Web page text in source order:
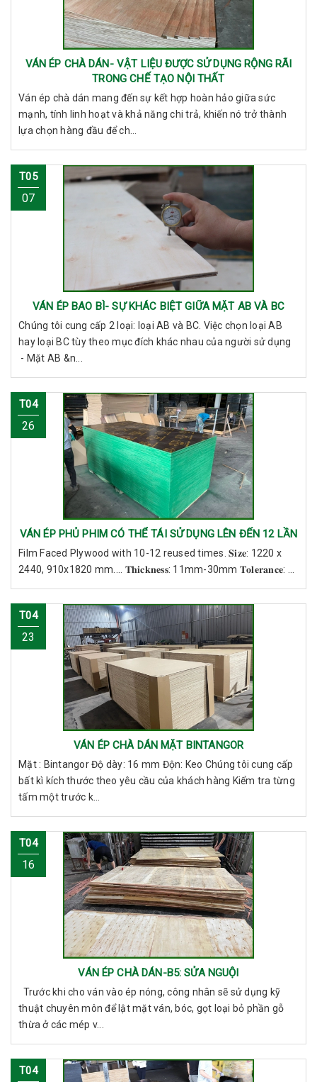
VÁN ÉP CHÀ DÁN- VẬT LIỆU ĐƯỢC SỬ DỤNG RỘNG RÃI
TRONG CHẾ TẠO NỘI THẤT
Ván ép chà dán mang đến sự kết hợp hoàn hảo giữa sức
mạnh, tính linh hoạt và khả năng chi trả, khiến nó trở thành
lựa chọn hàng đầu để ch...
T05
07
VÁN ÉP BAO BÌ- SỰ KHÁC BIỆT GIỮA MẶT AB VÀ BC
Chúng tôi cung cấp 2 loại: loại AB và BC. Việc chọn loại AB
hay loại BC tùy theo mục đích khác nhau của người sử dụng
- Mặt AB &n...
T04
26
VÁN ÉP PHỦ PHIM CÓ THỂ TÁI SỬ DỤNG LÊN ĐẾN 12 LẦN
Film Faced Plywood with 10-12 reused times. 𝐒𝐢𝐳𝐞: 1220 x
2440, 910x1820 mm.... 𝐓𝐡𝐢𝐜𝐤𝐧𝐞𝐬𝐬: 11mm-30mm 𝐓𝐨𝐥𝐞𝐫𝐚𝐧𝐜𝐞: ...
T04
23
VÁN ÉP CHÀ DÁN MẶT BINTANGOR
Mặt : Bintangor Độ dày: 16 mm Độn: Keo Chúng tôi cung cấp
bất kì kích thước theo yêu cầu của khách hàng Kiểm tra từng
tấm một trước k...
T04
16
VÁN ÉP CHÀ DÁN-B5: SỬA NGUỘI
Trước khi cho ván vào ép nóng, công nhân sẽ sử dụng kỹ
thuật chuyên môn để lật mặt ván, bóc, gọt loại bỏ phần gỗ
thừa ở các mép v...
T04